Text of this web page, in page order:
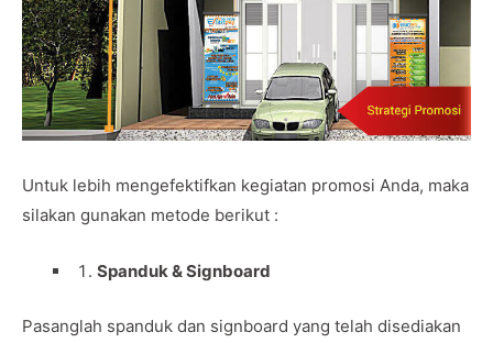
Untuk lebih mengefektifkan kegiatan promosi Anda, maka
silakan gunakan metode berikut :
Spanduk & Signboard
Pasanglah spanduk dan signboard yang telah disediakan